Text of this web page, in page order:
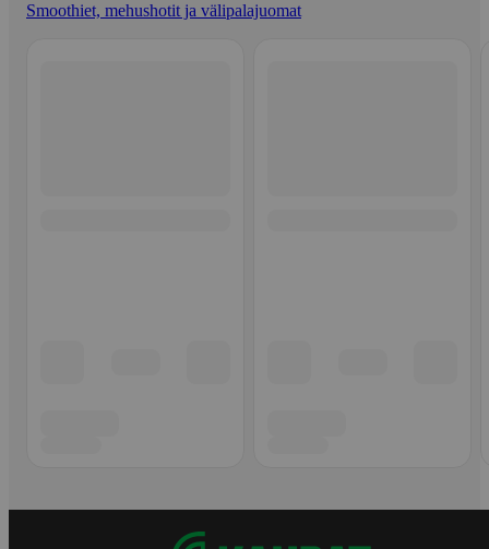
Smoothiet, mehushotit ja välipalajuomat